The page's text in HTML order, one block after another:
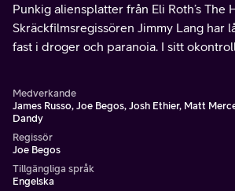
Punkig aliensplatter från Eli Roth’s The
Skräckfilmsregissören Jimmy Lang har
fast i droger och paranoia. I sitt
Medverkande
James Russo, Joe Begos, Josh Ethier, Matt
Dandy
Regissör
Joe Begos
Tillgängliga språk
Engelska